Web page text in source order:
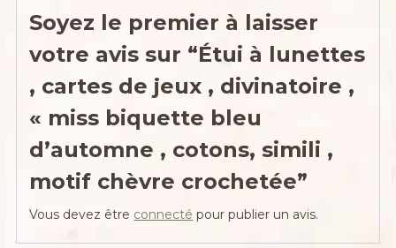
Soyez le premier à laisser
votre avis sur “Étui à lunettes
, cartes de jeux , divinatoire ,
« miss biquette bleu
d’automne , cotons, simili ,
motif chèvre crochetée”
Vous devez être connecté pour publier un avis.